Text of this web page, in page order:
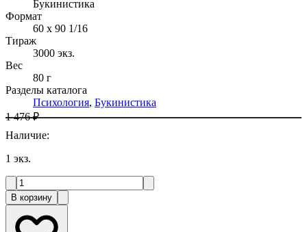
Букинистика
Формат
60 x 90 1/16
Тираж
3000 экз.
Вес
80 г
Разделы каталога
Психология, Букинистика
1 476 ₽
Наличие:
1 экз.
В корзину